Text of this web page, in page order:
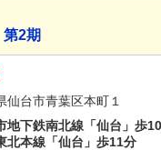
2期
仙台市青葉区本町１
地下鉄南北線「仙台」歩
北本線「仙台」歩11分